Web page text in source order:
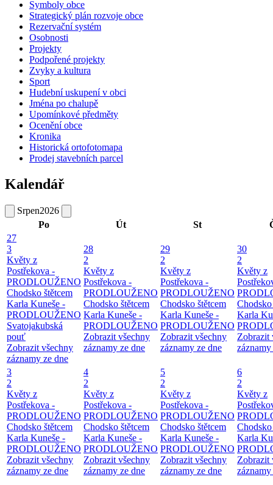
Symboly obce
Strategický plán rozvoje obce
Rezervační systém
Osobnosti
Projekty
Podpořené projekty
Zvyky a kultura
Sport
Hudební uskupení v obci
Jména po chalupě
Upomínkové předměty
Ocenění obce
Kronika
Historická ortofotomapa
Prodej stavebních parcel
Kalendář
Srpen2026
Po
Út St
27
3
Květy z
Postřekova -
PRODLOUŽENO
Chodsko štětcem
Karla Kuneše -
PRODLOUŽENO
Svatojakubská
pouť
Zobrazit všechny
záznamy ze dne
28
2
Květy z
Postřekova -
PRODLOUŽENO
Chodsko štětcem
Karla Kuneše -
PRODLOUŽENO
Zobrazit všechny
záznamy ze dne
29
2
Květy z
Postřekova -
PRODLOUŽENO
Chodsko štětcem
Karla Kuneše -
PRODLOUŽENO
Zobrazit všechny
záznamy ze dne
30
2
Květy z
Chodsko
Karla
Zobrazit
3
2
Květy z
Postřekova -
PRODLOUŽENO
Chodsko štětcem
Karla Kuneše -
PRODLOUŽENO
Zobrazit všechny
záznamy ze dne
4
2
Květy z
Postřekova -
PRODLOUŽENO
Chodsko štětcem
Karla Kuneše -
PRODLOUŽENO
Zobrazit všechny
záznamy ze dne
5
2
Květy z
Postřekova -
PRODLOUŽENO
Chodsko štětcem
Karla Kuneše -
PRODLOUŽENO
Zobrazit všechny
záznamy ze dne
6
2
Květy z
Chodsko
Karla
Zobrazit